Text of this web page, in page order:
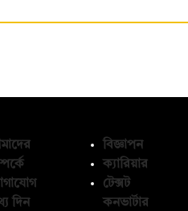
দিন
বিজ্ঞাপন
ক্যারিয়ার
টেক্সট
কনভার্টার